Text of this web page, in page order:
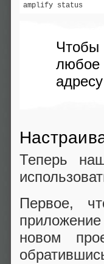
amplify status
Чтобы
любое
Теперь
Первое,
новом